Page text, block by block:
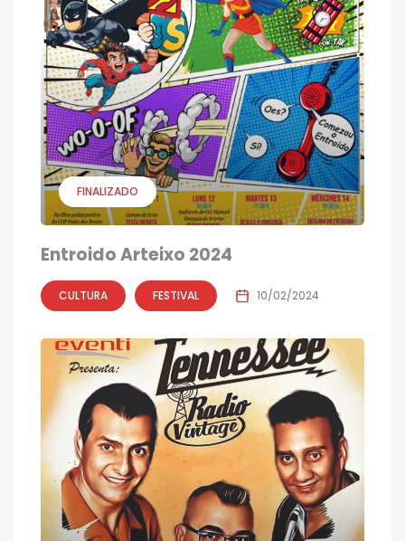
FINALIZADO
Entroido Arteixo 2024
CULTURA FESTIVAL 10/02/2024